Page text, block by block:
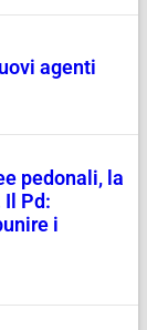
agenti
pedonali, la
Il Pd:
i